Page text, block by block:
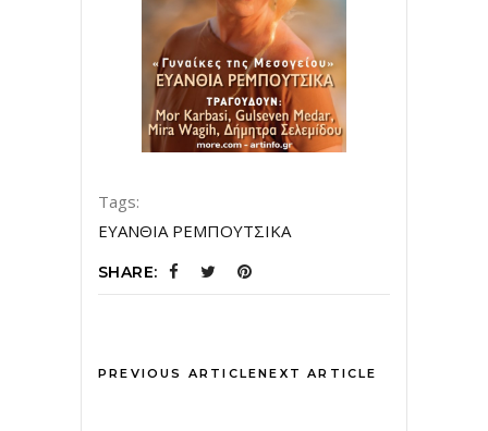
Tags:
ΕΥΑΝΘΙΑ ΡΕΜΠΟΥΤΣΙΚΑ
SHARE:
PREVIOUS ARTICLENEXT ARTICLE